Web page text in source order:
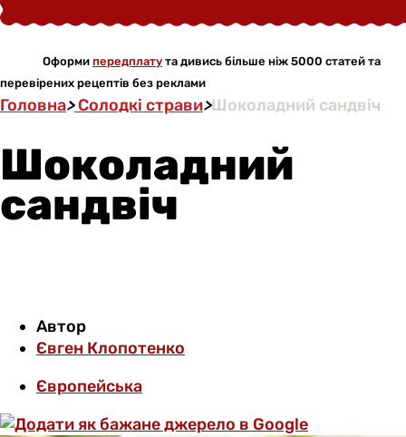
Оформи передплату та дивись більше ніж 5000 статей та
перевірених рецептів без реклами
Головна>Солодкі страви>Шоколадний сандвіч
Шоколадний
сандвіч
Автор
Євген Клопотенко
Європейська